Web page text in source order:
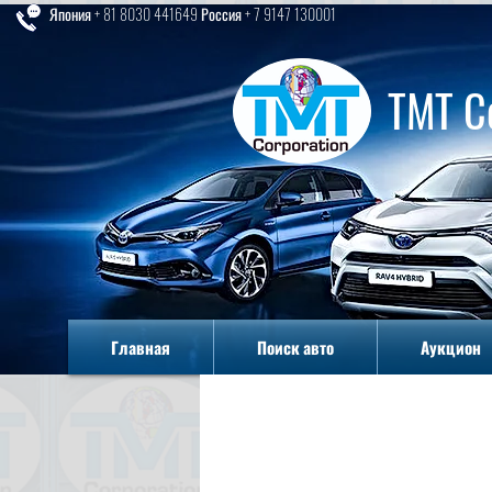
TMT
Главная Поиск авто Аукцион
Япония + 81 8030 441649 Россия + 7 9147 130001
Главная Поиск авто Аукцион